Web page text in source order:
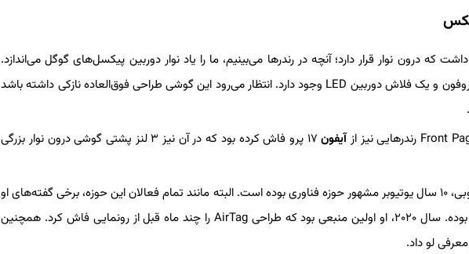
فقط یک لنز خواهد داشت که درون نوار قرار دارد؛ آنچه در رندرها می‌بینیم، ما را یاد نوار دوربین پیکسل‌های گوگل می‌اندازد.
سمت چپ نوار یک دوربین و سمت راست یک میکروفون و یک فلاش دوربین LED وجود دارد. انتظار می‌رود این گوشی طراحی فوق‌العاده نازکی داشته باشد
آیفون
۱۷ پرو فاش کرده بود که در آن نیز ۳ لنز پشتی گوشی درون نوار بزرگی
«جان پراسر» (Jon Prosser)، مجری این کانال یوتوبی، ۱۰ سال یوتیوبر مشهور حوزه فناوری بوده است. البته مانند تمام فعالان این حوزه، برخی گفته‌های او
صحیح و برخی دیگر نیز غلط بوده. سال ۲۰۲۰، او اولین منبعی بود که طراحی AirTag را چند ماه قبل از رونمایی فاش کرد. همچنین